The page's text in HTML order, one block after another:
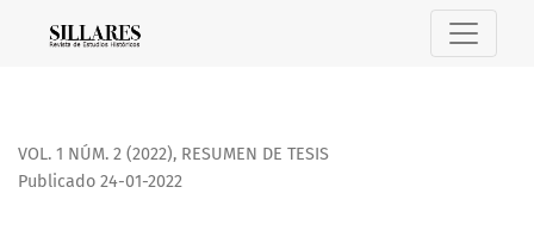
El Elefante de acero frente a la crisis de los setenta: el fin
VOL. 1 NÚM. 2 (2022), RESUMEN DE TESIS
Publicado 24-01-2022